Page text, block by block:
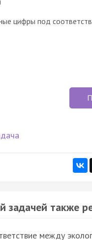
цифры под
задачей также
между